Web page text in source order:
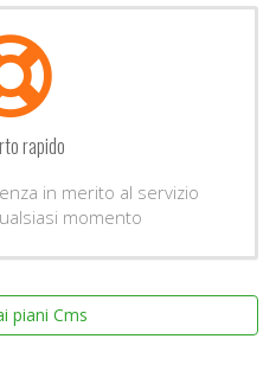
rapido
in merito al servizio
momento
piani Cms